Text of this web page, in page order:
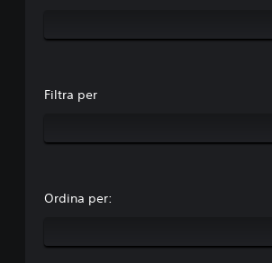
Filtra per
Ordina per: